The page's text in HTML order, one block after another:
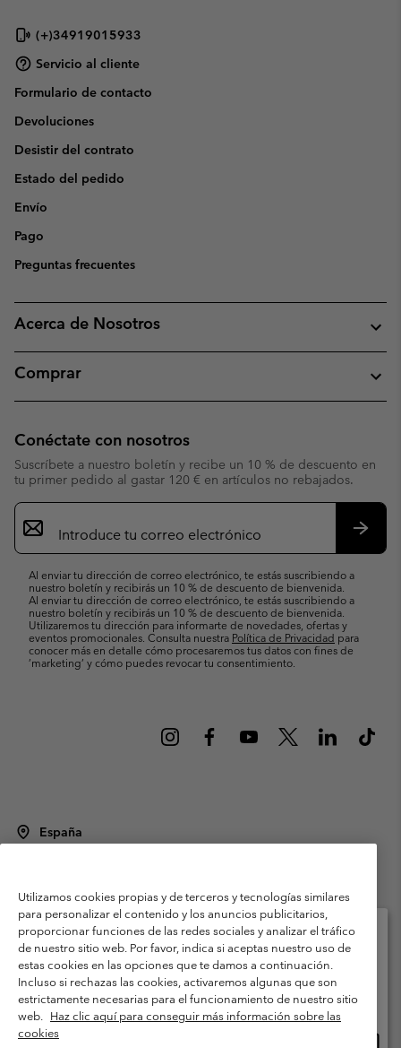
(+)34919015933
Servicio al cliente
Formulario de contacto
Devoluciones
Desistir del contrato
Estado del pedido
Envío
Pago
Preguntas frecuentes
Acerca de Nosotros
Comprar
Conéctate con nosotros
Suscríbete a nuestro boletín y recibe un 10 % de descuento en
tu primer pedido al gastar 120 € en artículos no rebajados.
Suscripción
de
correo
Al enviar tu dirección de correo electrónico, te estás suscribiendo a
nuestro boletín y recibirás un 10 % de descuento de bienvenida.
Al enviar tu dirección de correo electrónico, te estás suscribiendo a
nuestro boletín y recibirás un 10 % de descuento de bienvenida.
Utilizaremos tu dirección para informarte de novedades, ofertas y
eventos promocionales. Consulta nuestra Política de Privacidad para
conocer más en detalle cómo procesaremos tus datos con fines de
’marketing’ y cómo puedes revocar tu consentimiento.
España
Condiciones de uso
Terminos de Venta
Garantía
Política de Privacidad
Términos y condiciones del programa de miembros
Términos De Uso Del Contenido Generado Por Los Usuarios
Impressum
Cookies Public CBCR
Utilizamos cookies propias y de terceros y tecnologías similares
para personalizar el contenido y los anuncios publicitarios,
proporcionar funciones de las redes sociales y analizar el tráfico
de nuestro sitio web. Por favor, indica si aceptas nuestro uso de
estas cookies en las opciones que te damos a continuación.
Incluso si rechazas las cookies, activaremos algunas que son
estrictamente necesarias para el funcionamiento de nuestro sitio
web. Haz clic aquí para conseguir más información sobre las
cookies
Selecciona tu país e idioma envío
Compras en línea disponibles